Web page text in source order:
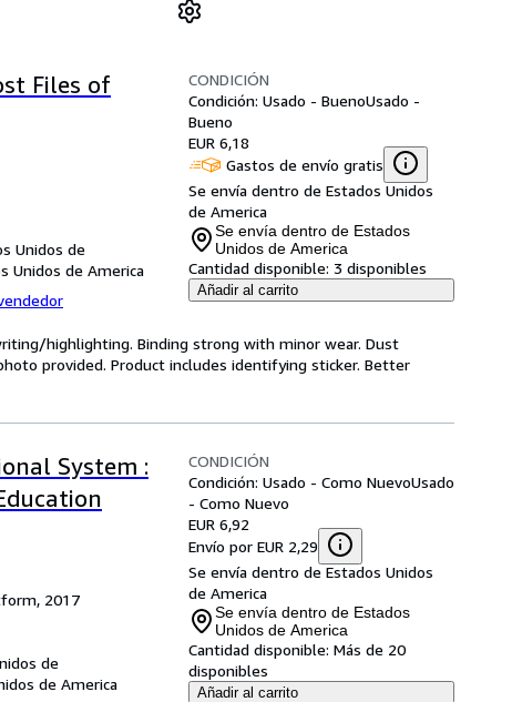
Files of
Unidos de
Unidos de America
CONDICIÓN
Condición: Usado - BuenoUsado -
Bueno
EUR 6,18
Gastos de envío gratis
Se envía dentro de Estados Unidos
de America
Se envía dentro de Estados
Unidos de America
Cantidad disponible: 3 disponibles
Añadir al carrito
highlighting. Binding strong with minor wear. Dust
provided. Product includes identifying sticker. Better
System :
2017
de
de America
CONDICIÓN
Condición: Usado - Como NuevoUsado
- Como Nuevo
EUR 6,92
Envío por EUR 2,29
Se envía dentro de Estados Unidos
de America
Se envía dentro de Estados
Unidos de America
Cantidad disponible: Más de 20
disponibles
Añadir al carrito